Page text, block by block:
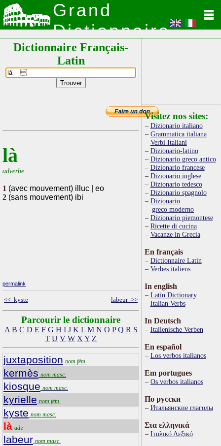
Grand
Dictionnaire
Latin
Dictionnaire Français-
Latin
là
adverbe
1 (avec mouvement) illuc | eo
2 (sans mouvement) ibi
permalink
<< kyste labeur >>
Parcourir le dictionnaire
A B C D E F G H I J K L M N O P Q R S
T U V W X Y Z
juxtaposition nom fém.
kermès nom masc.
kiosque nom masc.
kyrielle nom fém.
kyste nom masc.
là adv.
labeur nom masc.
Visitez nos sites:
Dizionario italiano
Grammatica italiana
Verbi Italiani
Dizionario-latino
Dizionario greco antico
Dizionario francese
Dizionario inglese
Dizionario tedesco
Dizionario spagnolo
Dizionario
greco moderno
Dizionario piemontese
Ricette di cucina
Vacanze in Grecia
En français
Dictionnaire Latin
Verbes italiens
In english
Latin Dictionary
Italian Verbs
In Deutsch
Italienische Verben
En español
Los verbos italianos
Em portugues
Os verbos italianos
По русски
Итальянские глаголы
Στα ελληνικά
Ιταλικό Λεξικό